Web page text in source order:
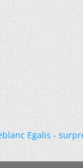
Egalis -